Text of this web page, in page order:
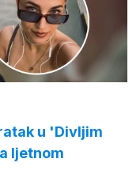
u 'Divljim
ljetnom